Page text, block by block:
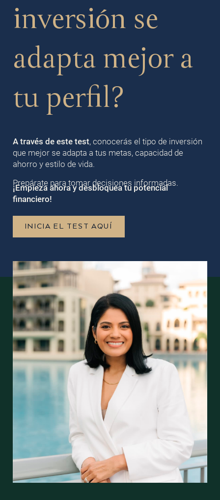
inversión se
adapta mejor a
tu perfil?
A través de este test, conocerás el tipo de inversión
que mejor se adapta a tus metas, capacidad de
ahorro y estilo de vida.
Prepárate para tomar decisiones informadas.
¡Empieza ahora y desbloquea tu potencial
financiero!
INICIA EL TEST AQUÍ